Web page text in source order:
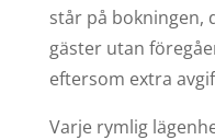
står på bokningen,
gäster utan
eftersom extra
Varje rymlig